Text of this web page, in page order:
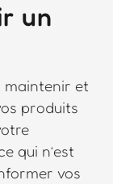
un
maintenir et
produits
qui n’est
vos